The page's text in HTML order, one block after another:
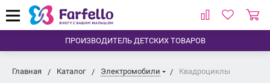
ПРОИЗВОДИТЕЛЬ ДЕТСКИХ ТОВАРОВ
Главная Каталог Электромобили Квадроциклы